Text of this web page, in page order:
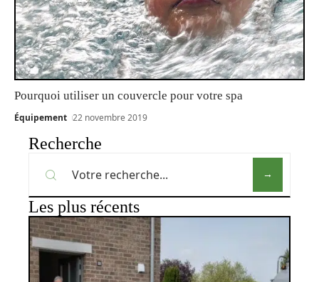
Pourquoi utiliser un couvercle pour votre spa
Équipement 22 novembre 2019
Recherche
Les plus récents